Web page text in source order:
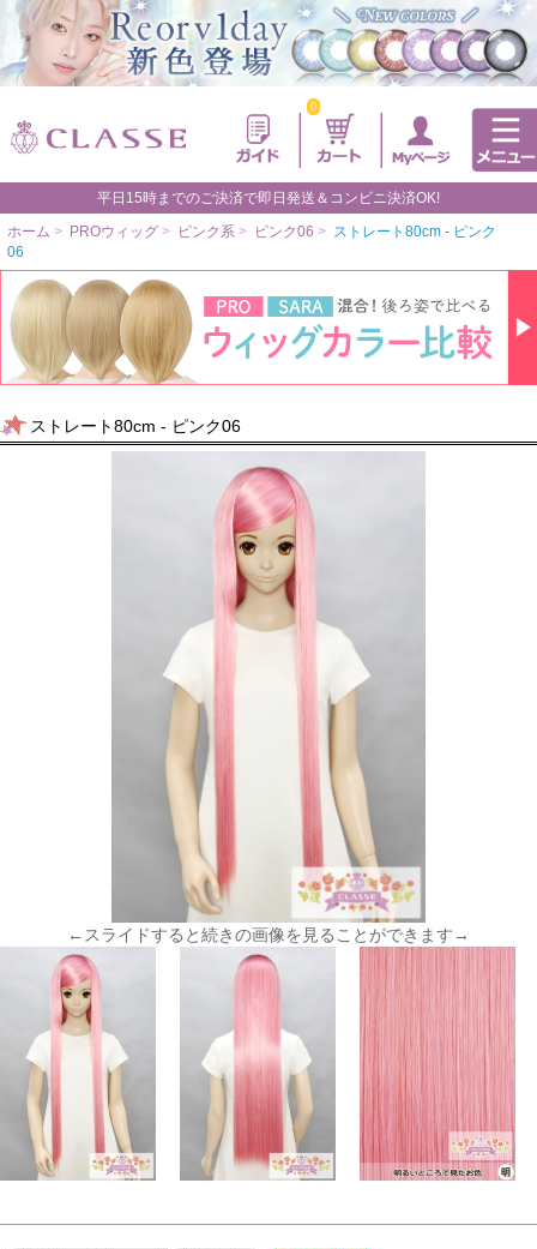
0
平日15時までのご決済で即日発送＆コンビニ決済OK!
ホーム > PROウィッグ > ピンク系 > ピンク06 > ストレート80cm - ピンク
06
ストレート80cm - ピンク06
←スライドすると続きの画像を見ることができます→